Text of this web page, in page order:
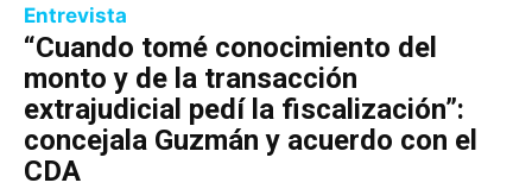
Entrevista
“Cuando tomé conocimiento del
monto y de la transacción
extrajudicial pedí la fiscalización”:
concejala Guzmán y acuerdo con el
CDA